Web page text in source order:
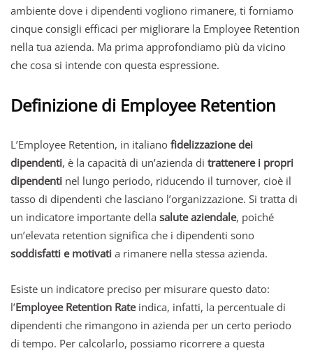
ambiente dove i dipendenti vogliono rimanere, ti forniamo
cinque consigli efficaci per migliorare la Employee Retention
nella tua azienda. Ma prima approfondiamo più da vicino
che cosa si intende con questa espressione.
Definizione di Employee Retention
L’Employee Retention, in italiano fidelizzazione dei
dipendenti, è la capacità di un’azienda di trattenere i propri
dipendenti nel lungo periodo, riducendo il turnover, cioè il
tasso di dipendenti che lasciano l’organizzazione. Si tratta di
un indicatore importante della salute aziendale, poiché
un’elevata retention significa che i dipendenti sono
soddisfatti e motivati a rimanere nella stessa azienda.
Esiste un indicatore preciso per misurare questo dato:
l’Employee Retention Rateindica, infatti, la percentuale di
dipendenti che rimangono in azienda per un certo periodo
di tempo. Per calcolarlo, possiamo ricorrere a questa